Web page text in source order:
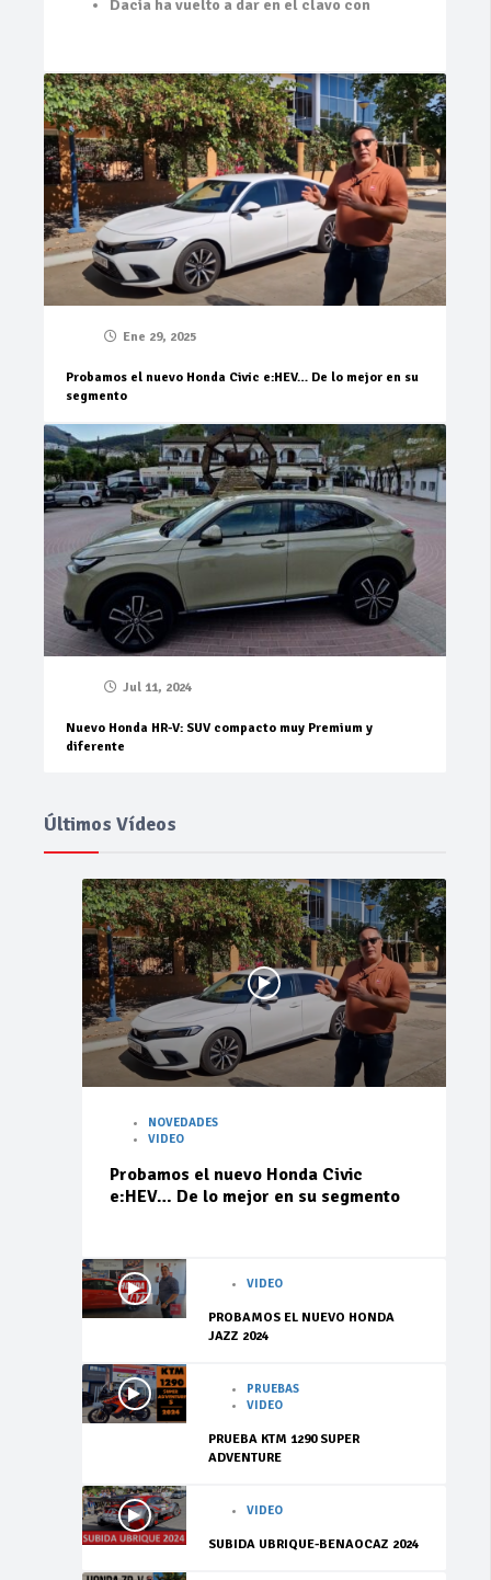
Dacia ha vuelto a dar en el clavo con
Ene 29, 2025
Probamos el nuevo Honda Civic e:HEV… De lo mejor en su
segmento
Jul 11, 2024
Nuevo Honda HR-V: SUV compacto muy Premium y
diferente
Últimos Vídeos
NOVEDADES
VIDEO
Probamos el nuevo Honda Civic
e:HEV… De lo mejor en su segmento
VIDEO
PROBAMOS EL NUEVO HONDA
JAZZ 2024
PRUEBAS
VIDEO
PRUEBA KTM 1290 SUPER
ADVENTURE
VIDEO
SUBIDA UBRIQUE-BENAOCAZ 2024